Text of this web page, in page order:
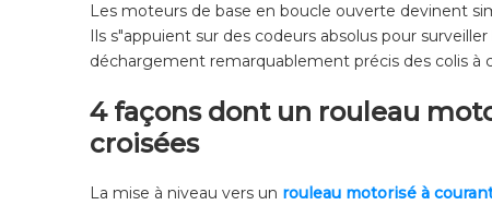
Les moteurs de base en boucle ouverte devinent
Ils s"appuient sur des codeurs absolus pour
déchargement remarquablement précis des colis à
4 façons dont un rouleau
croisées
La mise à niveau vers un rouleau motorisé à